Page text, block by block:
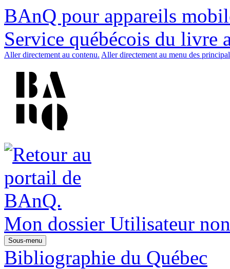
BAnQ pour appareils
Service québécois du livre
Aller directement au contenu. Aller directement au menu des
Mon dossier Utilisateur
Sous-menu
Bibliographie du Québec